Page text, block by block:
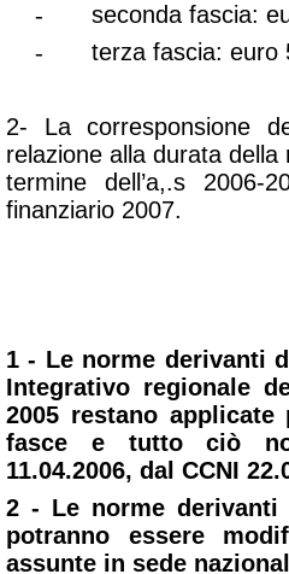
-
seconda fascia:
-
terza fascia: euro
2- La corresponsione
relazione alla durata
termine dell’a,.s 2006-
finanziario 2007.
1 - Le norme derivanti
Integrativo regionale
2005 restano
fasce e tutto ciò
11.04.2006, dal CCNI
2 - Le norme derivanti
potranno essere
assunte in sede